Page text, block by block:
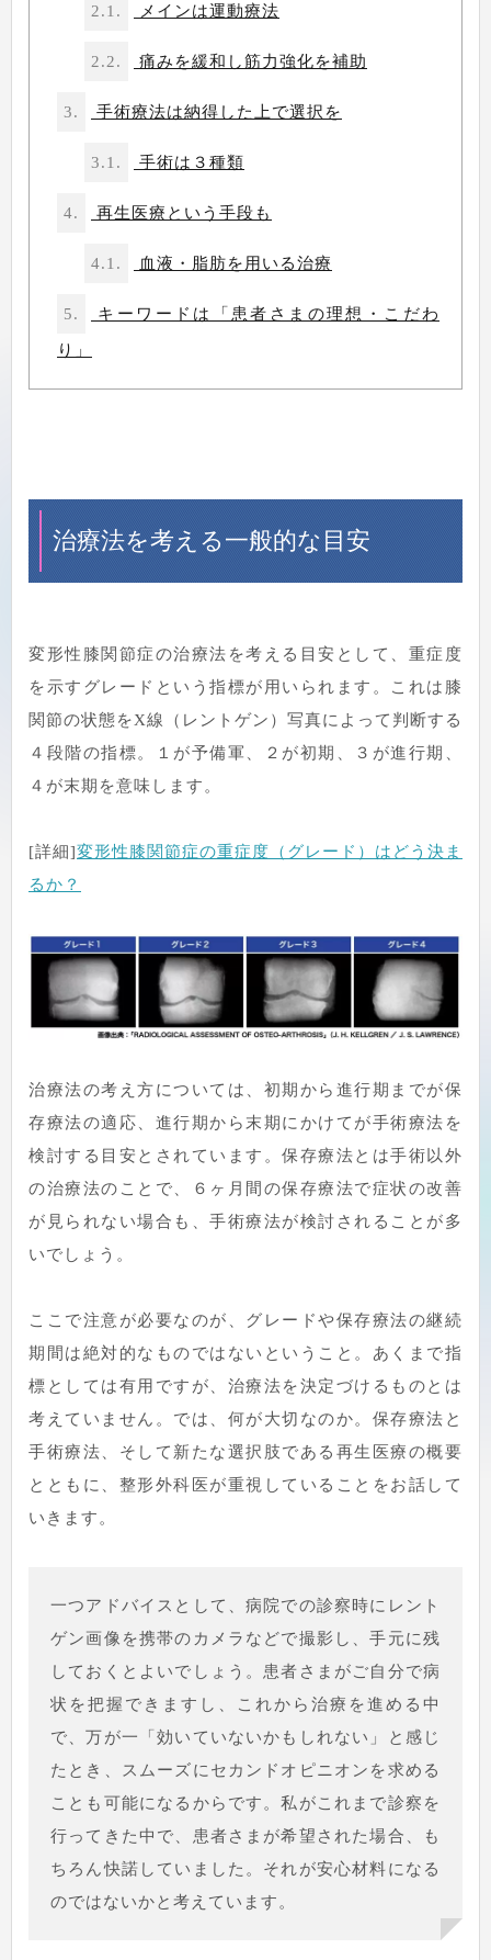
2.1. メインは運動療法
2.2. 痛みを緩和し筋力強化を補助
3. 手術療法は納得した上で選択を
3.1. 手術は３種類
4. 再生医療という手段も
4.1. 血液・脂肪を用いる治療
5. キーワードは「患者さまの理想・こだわ
り」
治療法を考える一般的な目安
変形性膝関節症の治療法を考える目安として、重症度
を示すグレードという指標が用いられます。これは膝
関節の状態をX線（レントゲン）写真によって判断する
４段階の指標。１が予備軍、２が初期、３が進行期、
４が末期を意味します。
[詳細]変形性膝関節症の重症度（グレード）はどう決ま
るか？
治療法の考え方については、初期から進行期までが保
存療法の適応、進行期から末期にかけてが手術療法を
検討する目安とされています。保存療法とは手術以外
の治療法のことで、６ヶ月間の保存療法で症状の改善
が見られない場合も、手術療法が検討されることが多
いでしょう。
ここで注意が必要なのが、グレードや保存療法の継続
期間は絶対的なものではないということ。あくまで指
標としては有用ですが、治療法を決定づけるものとは
考えていません。では、何が大切なのか。保存療法と
手術療法、そして新たな選択肢である再生医療の概要
とともに、整形外科医が重視していることをお話して
いきます。
一つアドバイスとして、病院での診察時にレント
ゲン画像を携帯のカメラなどで撮影し、手元に残
しておくとよいでしょう。患者さまがご自分で病
状を把握できますし、これから治療を進める中
で、万が一「効いていないかもしれない」と感じ
たとき、スムーズにセカンドオピニオンを求める
ことも可能になるからです。私がこれまで診察を
行ってきた中で、患者さまが希望された場合、も
ちろん快諾していました。それが安心材料になる
のではないかと考えています。